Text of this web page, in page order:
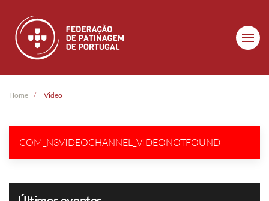
Skip to main content
Home Video
COM_N3VIDEOCHANNEL_VIDEONOTFOUND